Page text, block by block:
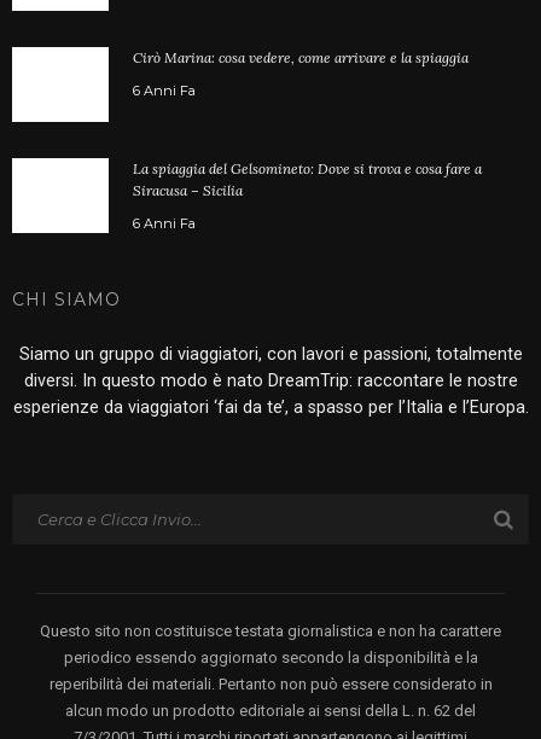
Cirò Marina: cosa vedere, come arrivare e la spiaggia
6 Anni Fa
La spiaggia del Gelsomineto: Dove si trova e cosa fare a
Siracusa – Sicilia
6 Anni Fa
CHI SIAMO
Siamo un gruppo di viaggiatori, con lavori e passioni, totalmente
diversi. In questo modo è nato DreamTrip: raccontare le nostre
esperienze da viaggiatori ‘fai da te’, a spasso per l’Italia e l’Europa.
Questo sito non costituisce testata giornalistica e non ha carattere
periodico essendo aggiornato secondo la disponibilità e la
reperibilità dei materiali. Pertanto non può essere considerato in
alcun modo un prodotto editoriale ai sensi della L. n. 62 del